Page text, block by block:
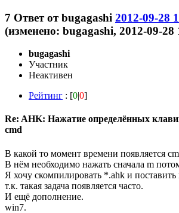
7 Ответ отbugagashi 2012-09-28
(изменено: bugagashi, 2012-09-28
bugagashi
Участник
Неактивен
Рейтинг : [0|0]
Re: AHK: Нажатие определённых
cmd
В какой то момент времени появляется
В нём необходимо нажать сначала m
Я хочу скомпилировать *.ahk и поставить
т.к. такая задача появляется часто.
И ещё дополнение.
win7.